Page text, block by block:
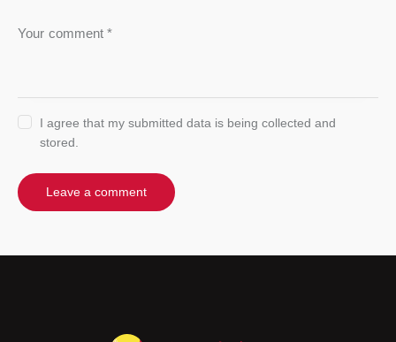
I agree that my submitted data is being collected and
stored.